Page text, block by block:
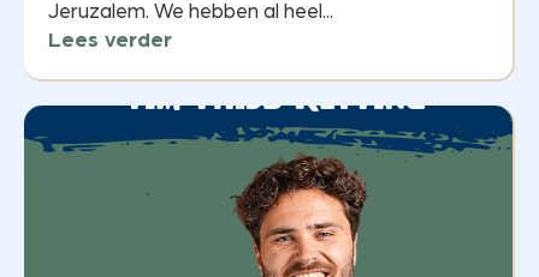
Jeruzalem. We hebben al heel...
Lees verder